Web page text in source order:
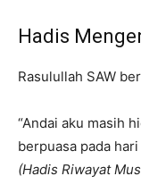
Hadis
Rasulullah SAW
“Andai aku masih
berpuasa pada
(Hadis Riwayat